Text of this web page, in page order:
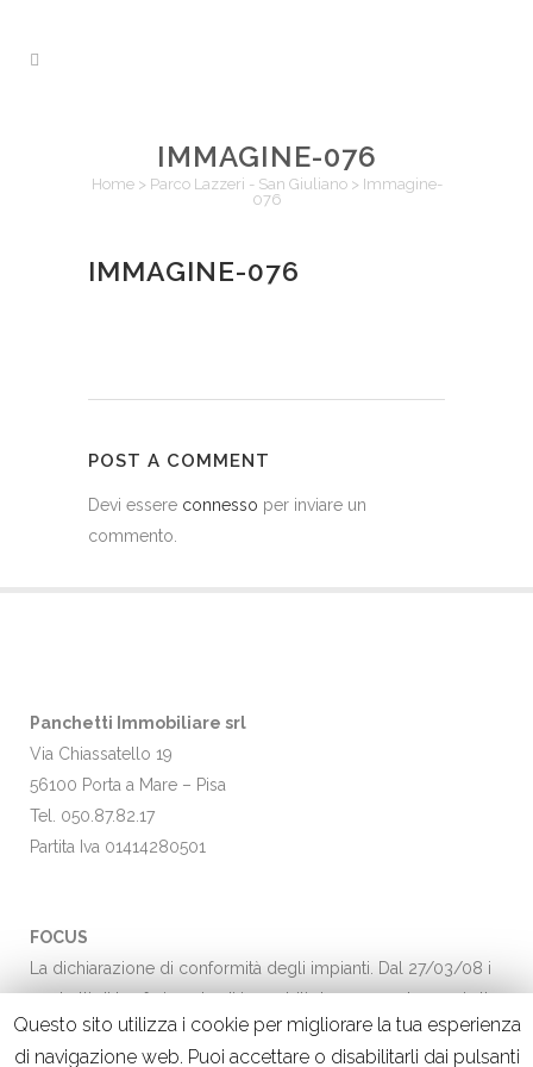
IMMAGINE-076
Home> Parco Lazzeri - San Giuliano> Immagine-
076
IMMAGINE-076
POST A COMMENT
Devi essere connesso per inviare un
commento.
Panchetti Immobiliare srl
Via Chiassatello 19
56100 Porta a Mare – Pisa
Tel. 050.87.82.17
Partita Iva 01414280501
FOCUS
La dichiarazione di conformità degli impianti. Dal 27/03/08 i
contratti di trasferimento di immobili dovranno adeguarsi alla
nuova…Leggi →
Questo sito utilizza i cookie per migliorare la tua esperienza
di navigazione web. Puoi accettare o disabilitarli dai pulsanti